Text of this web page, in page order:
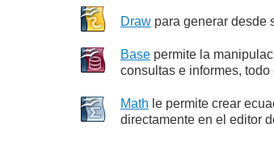
Draw para generar desde
Base permite la
consultas e informes,
Math le permite crear
directamente en el editor